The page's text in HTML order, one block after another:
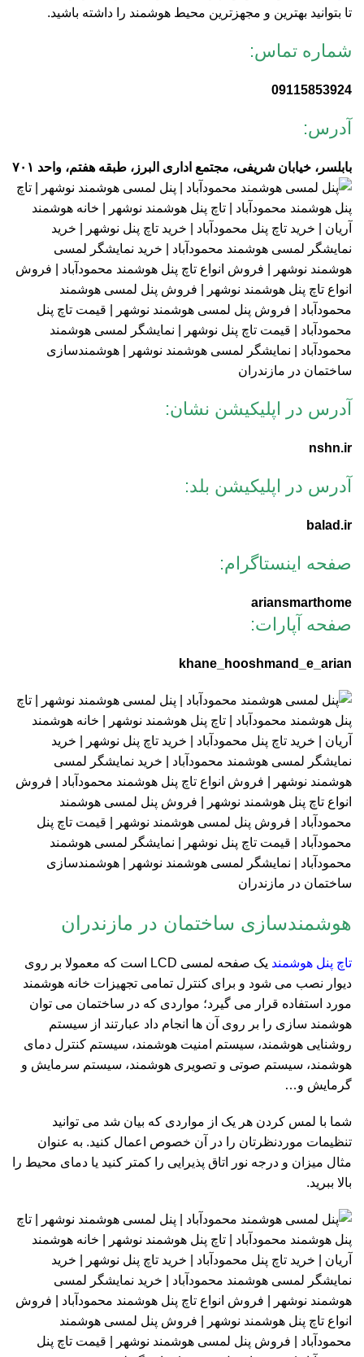
تا بتوانید بهترین و مجهزترین محیط هوشمند را داشته باشید.
شماره تماس:
09115853924
آدرس:
بابلسر، خیابان شریفی، مجتمع اداری البرز، طبقه هفتم، واحد ۷۰۱
آدرس در اپلیکیشن نشان:
nshn.ir
آدرس در اپلیکیشن بلد:
balad.ir
صفحه اینستاگرام:
ariansmarthome
صفحه آپارات:
khane_hooshmand_e_arian
هوشمندسازی ساختمان در مازندران
تاچ پنل هوشمند
یک صفحه لمسی LCD است که معمولا بر روی
دیوار نصب می‌ شود و برای کنترل تمامی تجهیزات خانه هوشمند
مورد استفاده قرار می گیرد؛ مواردی که در ساختمان می توان
هوشمند سازی را بر روی آن ها انجام داد عبارتند از سیستم
روشنایی هوشمند، سیستم امنیت هوشمند، سیستم کنترل دمای
هوشمند، سیستم صوتی و تصویری هوشمند، سیستم سرمایش و
گرمایش و…
شما با لمس کردن هر یک از مواردی که بیان شد می توانید
تنظیمات موردنظرتان را در آن خصوص اعمال کنید. به عنوان
مثال میزان و درجه نور اتاق پذیرایی را کمتر کنید یا دمای محیط را
بالا ببرید.